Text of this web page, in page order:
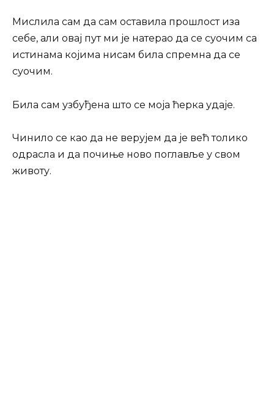
Мислила сам да сам оставила прошлост иза
себе, али овај пут ми је натерао да се суочим са
истинама којима нисам била спремна да се
суочим.
Била сам узбуђена што се моја ћерка удаје.
Чинило се као да не верујем да је већ толико
одрасла и да почиње ново поглавље у свом
животу.